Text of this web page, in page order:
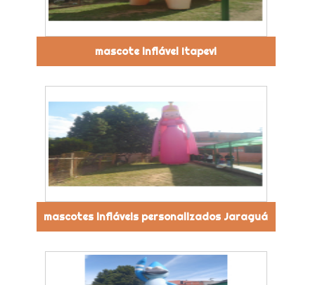
mascote inflável Itapevi
mascotes infláveis personalizados Jaraguá